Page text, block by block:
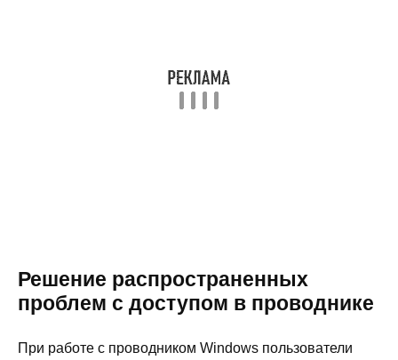
Решение распространенных
проблем с доступом в проводнике
При работе с проводником Windows пользователи